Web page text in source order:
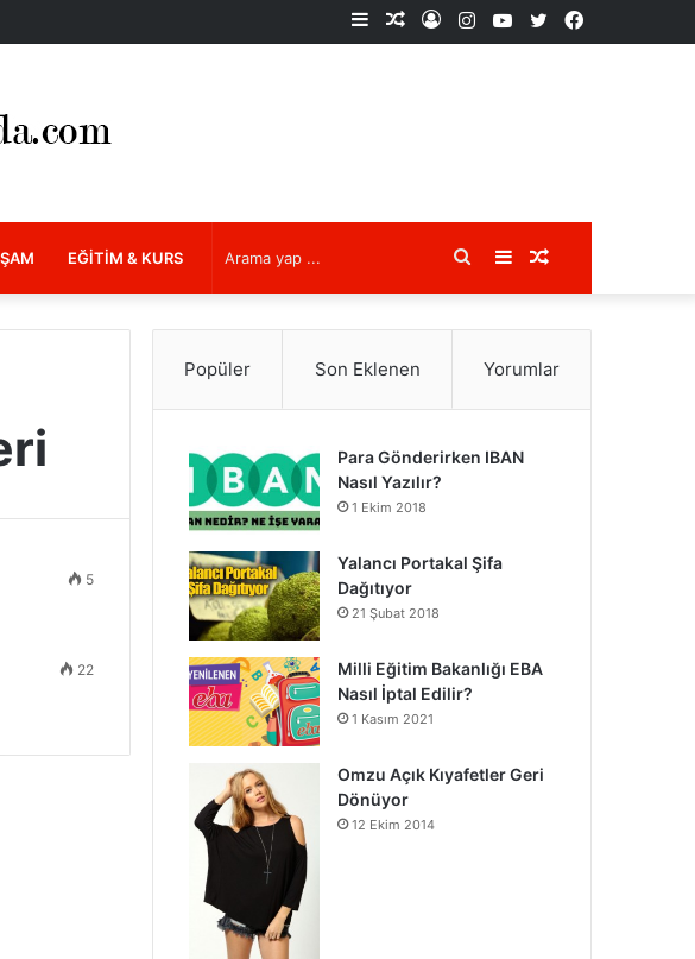
Facebook
X
YouTube
Instagram
Kayıt
Rastgele
Kenar
EĞITIM & KURS Rastgele
Makale
Kenar
Bölmesi
Arama
yap
5
22
Popüler Son Eklenen Yorumlar
Para Gönderirken IBAN
Nasıl Yazılır?
1 Ekim 2018
Yalancı Portakal Şifa
Dağıtıyor
21 Şubat 2018
Milli Eğitim Bakanlığı EBA
Nasıl İptal Edilir?
1 Kasım 2021
Omzu Açık Kıyafetler Geri
Dönüyor
12 Ekim 2014